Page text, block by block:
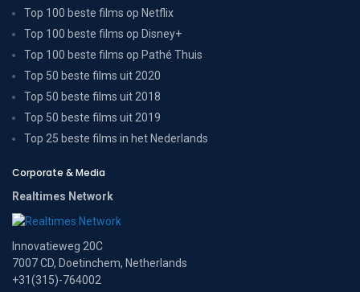
Top 100 beste films op Netflix
Top 100 beste films op Disney+
Top 100 beste films op Pathé Thuis
Top 50 beste films uit 2020
Top 50 beste films uit 2018
Top 50 beste films uit 2019
Top 25 beste films in het Nederlands
Corporate & Media
Realtimes Network
Innovatieweg 20C
7007 CD, Doetinchem, Netherlands
+31(315)-764002